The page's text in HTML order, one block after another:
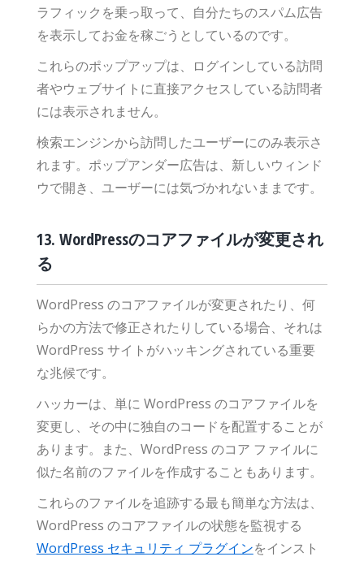
ラフィックを乗っ取って、自分たちのスパム広告
を表示してお金を稼ごうとしているのです。
これらのポップアップは、ログインしている訪問
者やウェブサイトに直接アクセスしている訪問者
には表示されません。
検索エンジンから訪問したユーザーにのみ表示さ
れます。ポップアンダー広告は、新しいウィンド
ウで開き、ユーザーには気づかれないままです。
13. WordPressのコアファイルが変更され
る
WordPress のコアファイルが変更されたり、何
らかの方法で修正されたりしている場合、それは
WordPress サイトがハッキングされている重要
な兆候です。
ハッカーは、単に WordPress のコアファイルを
変更し、その中に独自のコードを配置することが
あります。また、WordPress のコア ファイルに
似た名前のファイルを作成することもあります。
これらのファイルを追跡する最も簡単な方法は、
WordPress のコアファイルの状態を監視する
WordPress セキュリティ プラグインをインスト